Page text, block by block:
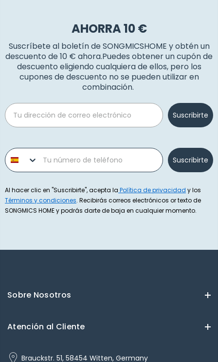
AHORRA 10 €
Suscríbete al boletín de SONGMICSHOME y obtén un
descuento de 10 € ahora.Puedes obtener un cupón de
descuento eligiendo cualquiera de ellos, pero los
cupones de descuento no se pueden utilizar en
combinación.
Email
Suscribirte
Phone number
Suscribirte
Al hacer clic en "Suscribirte", acepta la Política de privacidad y los
Términos y condiciones. Recibirás correos electrónicos or texto de
SONGMICS HOME y podrás darte de baja en cualquier momento.
Sobre Nosotros
Atención al Cliente
Brauckstr. 51, 58454 Witten, Germany